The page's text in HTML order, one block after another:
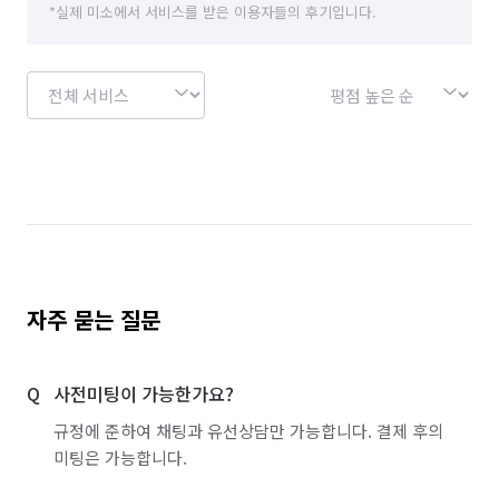
*실제 미소에서 서비스를 받은 이용자들의 후기입니다.
자주 묻는 질문
사전미팅이 가능한가요?
규정에 준하여 채팅과 유선상담만 가능합니다. 결제 후의
미팅은 가능합니다.